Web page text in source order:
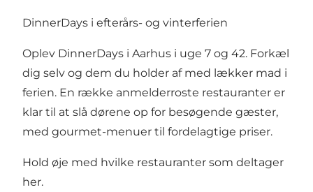
DinnerDays i efterårs- og vinterferien
Oplev DinnerDays i Aarhus i uge 7 og 42. Forkæl
dig selv og dem du holder af med lækker mad i
ferien. En række anmelderroste restauranter er
klar til at slå dørene op for besøgende gæster,
med gourmet-menuer til fordelagtige priser.
Hold øje med hvilke restauranter som deltager
her.